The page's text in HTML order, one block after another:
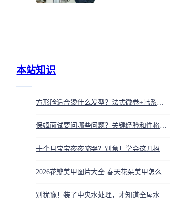
本站知识